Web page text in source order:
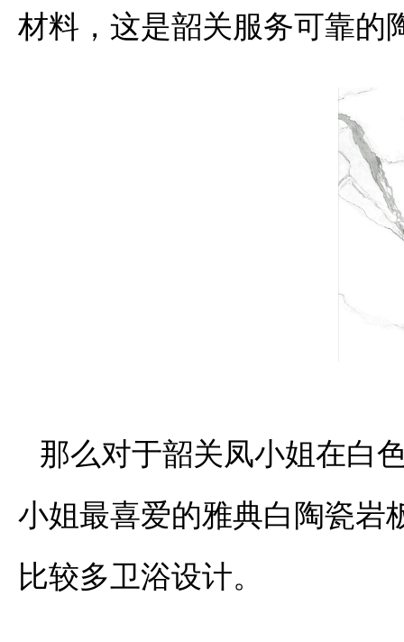
材料，这是韶关服务可靠的
那么对于韶关凤小姐在白
小姐最喜爱的雅典白陶瓷岩
比较多卫浴设计。